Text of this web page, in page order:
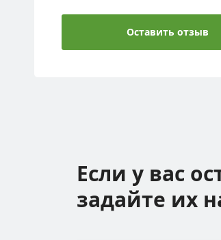
Оставить отзыв
Если у вас
задайте их